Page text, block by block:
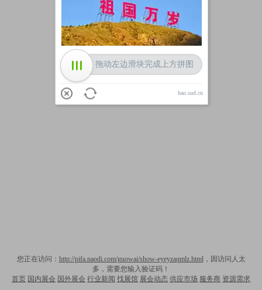
您正在访问： http://pifa.naodi.com/guowai/show-eyeyzaqmlz.html，因访问人太
多，需要您输入验证码！
首页 国内展会 国外展会 行业新闻 找展馆 展会动态 供应市场 服务商 资源需求
拖动左边滑块完成上方拼图
hao.sud.cn